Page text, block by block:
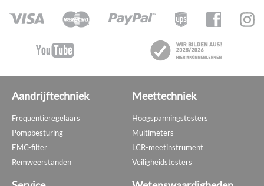
Aandrijftechniek
Frequentieregelaars
Pompbesturing
EMC-filter
Remweerstanden
Meettechniek
Hoogspanningstesters
Multimeters
LCR-meetinstrument
Veiligheidstesters